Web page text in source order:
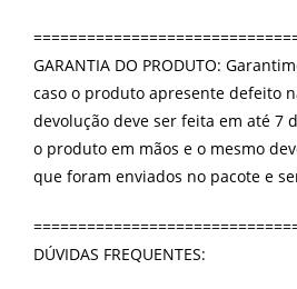
GARANTIA DO PRODUTO:
caso o produto apresente defeito
devolução deve ser feita em até 7
o produto em mãos e o mesmo
que foram enviados no pacote e
DÚVIDAS FREQUENTES: